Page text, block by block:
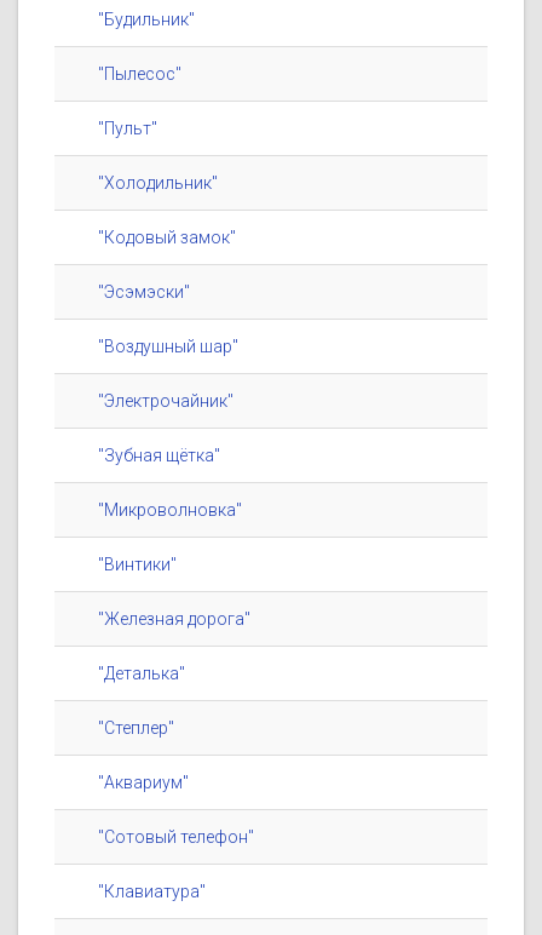
"Будильник"
"Пылесос"
"Пульт"
"Холодильник"
"Кодовый замок"
"Эсэмэски"
"Воздушный шар"
"Электрочайник"
"Зубная щётка"
"Микроволновка"
"Винтики"
"Железная дорога"
"Деталька"
"Степлер"
"Аквариум"
"Сотовый телефон"
"Клавиатура"